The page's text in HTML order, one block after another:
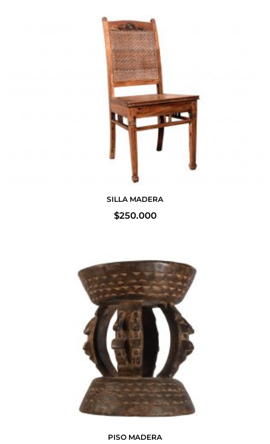
SILLA MADERA
$250.000
PISO MADERA